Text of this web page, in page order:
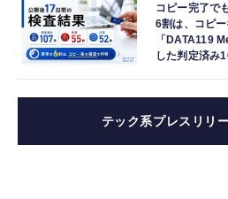
コピー完了で
6割は、コピー
「DATA119
した判定済み
テック系プレスリリ